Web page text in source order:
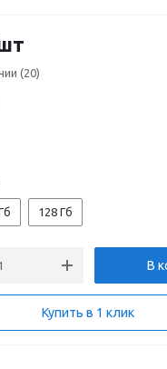
(20)
128 Гб
В
Купить в 1 клик